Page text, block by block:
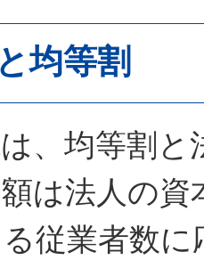
均等割
、均等割と
は法人の
従業者数